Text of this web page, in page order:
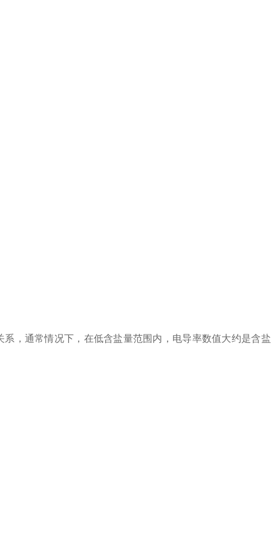
，通常情况下，在低含盐量范围内，电导率数值大约是含